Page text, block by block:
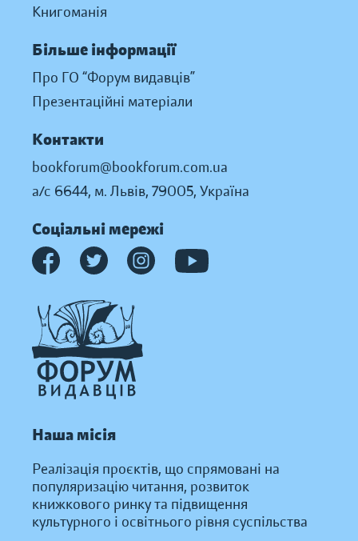
Книгоманія
Більше інформації
Про ГО “Форум видавців”
Презентаційні матеріали
Контакти
bookforum@bookforum.com.ua
а/с 6644, м. Львів, 79005, Україна
Соціальні мережі
Наша місія
Реалізація проєктів, що спрямовані на
популяризацію читання, розвиток
книжкового ринку та підвищення
культурного і освітнього рівня суспільства